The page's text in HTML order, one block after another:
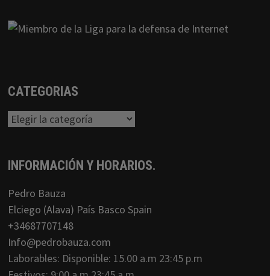
CATEGORIAS
Categorias
INFORMACIÓN Y HORARIOS.
Pedro Bauza
Elciego (Alava) País Basco Spain
+34687707148
Info@pedrobauza.com
Laborables: Disponible: 15.00 a.m 23:45 p.m